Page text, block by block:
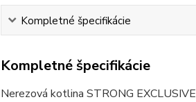
Kompletné špecifikácie
Kompletné špecifikácie
Nerezová kotlina STRONG EXCLUSIVE